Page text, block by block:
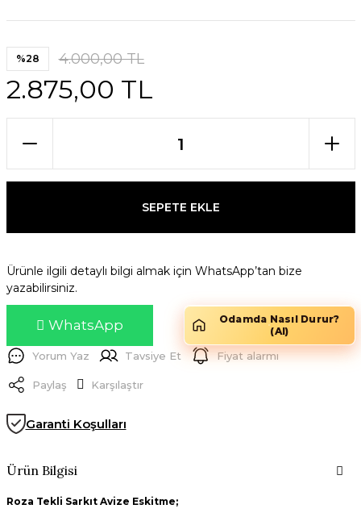
%28 4.000,00 TL
2.875,00 TL
SEPETE EKLE
Ürünle ilgili detaylı bilgi almak için WhatsApp’tan bize
yazabilirsiniz.
WhatsApp
Odamda Nasıl Durur?
(AI)
Yorum Yaz Tavsiye Et Fiyat alarmı
Paylaş Karşılaştır
Garanti Koşulları
Ürün Bilgisi
Roza Tekli Sarkıt Avize Eskitme;